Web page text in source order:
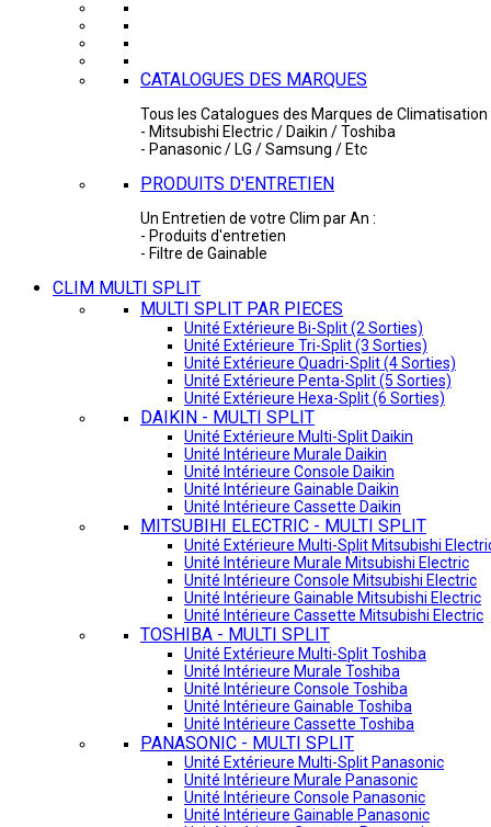
CATALOGUES DES MARQUES
Tous les Catalogues des Marques de Climatisation
- Mitsubishi Electric / Daikin / Toshiba
- Panasonic / LG / Samsung / Etc
PRODUITS D'ENTRETIEN
Un Entretien de votre Clim par An :
- Produits d'entretien
- Filtre de Gainable
CLIM MULTI SPLIT
MULTI SPLIT PAR PIECES
Unité Extérieure Bi-Split (2 Sorties)
Unité Extérieure Tri-Split (3 Sorties)
Unité Extérieure Quadri-Split (4 Sorties)
Unité Extérieure Penta-Split (5 Sorties)
Unité Extérieure Hexa-Split (6 Sorties)
DAIKIN - MULTI SPLIT
Unité Extérieure Multi-Split Daikin
Unité Intérieure Murale Daikin
Unité Intérieure Console Daikin
Unité Intérieure Gainable Daikin
Unité Intérieure Cassette Daikin
MITSUBIHI ELECTRIC - MULTI SPLIT
Unité Extérieure Multi-Split Mitsubishi
Unité Intérieure Murale Mitsubishi Electric
Unité Intérieure Console Mitsubishi Electric
Unité Intérieure Gainable Mitsubishi Electric
Unité Intérieure Cassette Mitsubishi Electric
TOSHIBA - MULTI SPLIT
Unité Extérieure Multi-Split Toshiba
Unité Intérieure Murale Toshiba
Unité Intérieure Console Toshiba
Unité Intérieure Gainable Toshiba
Unité Intérieure Cassette Toshiba
PANASONIC - MULTI SPLIT
Unité Extérieure Multi-Split Panasonic
Unité Intérieure Murale Panasonic
Unité Intérieure Console Panasonic
Unité Intérieure Gainable Panasonic